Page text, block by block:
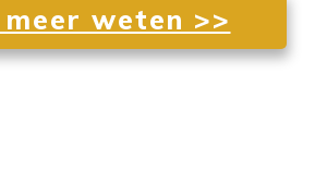
weten >>